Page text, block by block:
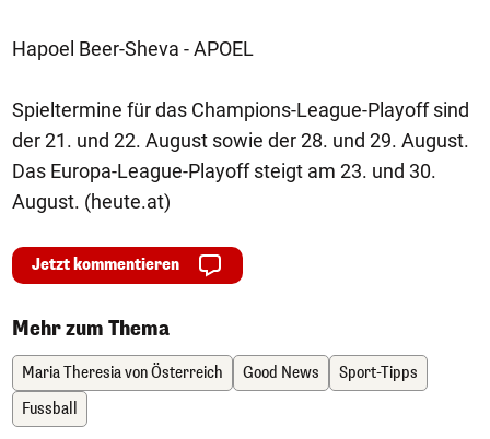
Hapoel Beer-Sheva - APOEL
Spieltermine für das Champions-League-Playoff sind
der 21. und 22. August sowie der 28. und 29. August.
Das Europa-League-Playoff steigt am 23. und 30.
August. (heute.at)
Jetzt kommentieren
Mehr zum Thema
Maria Theresia von Österreich Good News
Sport-Tipps
Fussball